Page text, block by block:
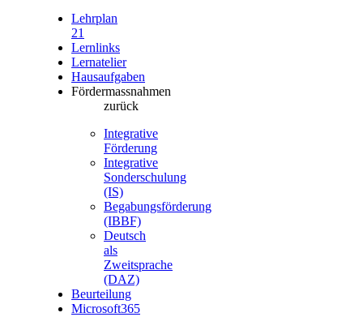
Lehrplan
21
Lernlinks
Lernatelier
Hausaufgaben
Fördermassnahmen
zurück
Integrative
Förderung
Integrative
Sonderschulung
(IS)
Begabungsförderung
(IBBF)
Deutsch
als
Zweitsprache
(DAZ)
Beurteilung
Microsoft365